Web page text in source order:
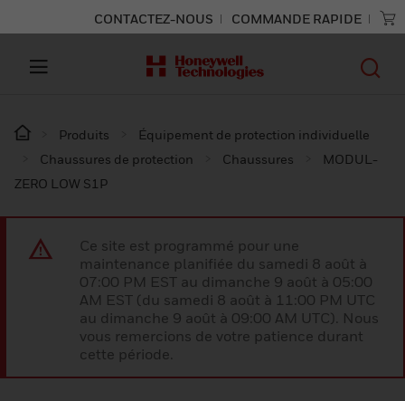
CONTACTEZ-NOUS COMMANDE RAPIDE
Produits
Équipement de protection individuelle
Chaussures de protection
Chaussures
MODUL-
ZERO LOW S1P
Ce site est programmé pour une
maintenance planifiée du samedi 8 août à
07:00 PM EST au dimanche 9 août à 05:00
AM EST (du samedi 8 août à 11:00 PM UTC
au dimanche 9 août à 09:00 AM UTC). Nous
vous remercions de votre patience durant
cette période.